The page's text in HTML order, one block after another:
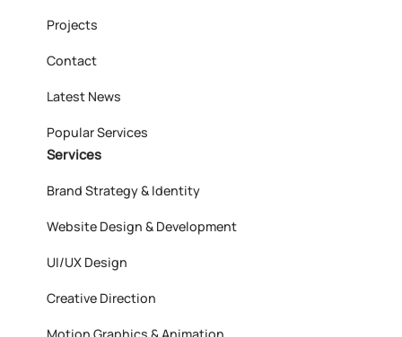
Projects
Contact
Latest News
Popular Services
Services
Brand Strategy & Identity
Website Design & Development
UI/UX Design
Creative Direction